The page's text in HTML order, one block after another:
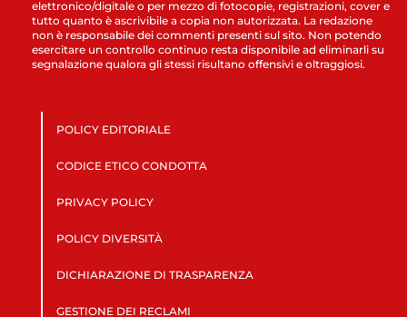
elettronico/digitale o per mezzo di fotocopie, registrazioni, cover e
tutto quanto è ascrivibile a copia non autorizzata. La redazione
non è responsabile dei commenti presenti sul sito. Non potendo
esercitare un controllo continuo resta disponibile ad eliminarli su
segnalazione qualora gli stessi risultano offensivi e oltraggiosi.
POLICY EDITORIALE
CODICE ETICO CONDOTTA
PRIVACY POLICY
POLICY DIVERSITÀ
DICHIARAZIONE DI TRASPARENZA
GESTIONE DEI RECLAMI